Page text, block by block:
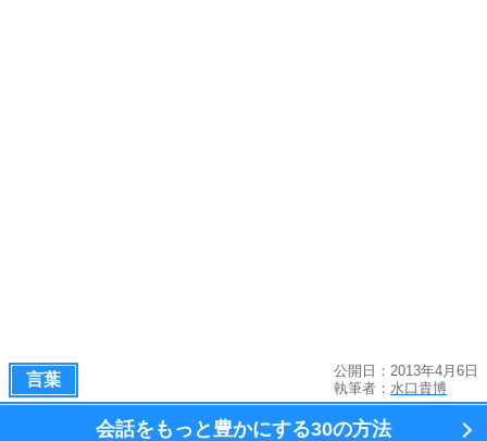
言葉
公開日：2013年4月6日
執筆者： 水口貴博
会話をもっと豊かにする30の方法